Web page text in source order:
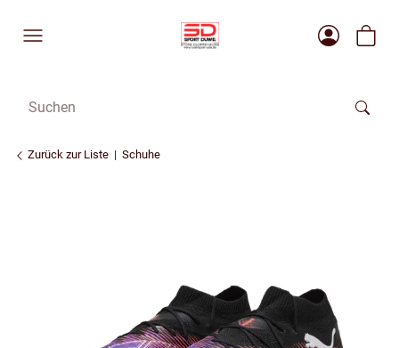
Zurück zur Liste Schuhe